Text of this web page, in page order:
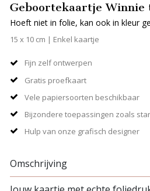
Geboortekaartje Winnie
Hoeft niet in folie, kan ook in kleur
15 x 10 cm | Enkel kaartje
Fijn zelf ontwerpen
Gratis proefkaart
Vele papiersoorten beschikbaar
Bijzondere toepassingen zoals
Hulp van onze grafisch designer
Omschrijving